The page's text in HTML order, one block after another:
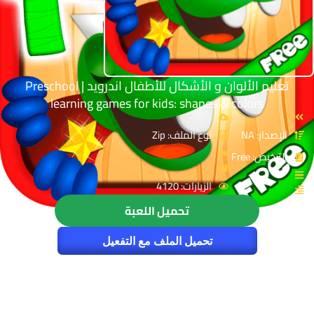
تعليم الألوان و الأشكال للأطفال اندرويد | Preschool
learning games for kids: shapes & colors
الإصدار: NA
الترخيص: Free
نوع الملف: Zip
الزيارات: 4120
تحميل اللعبة
تحميل الملف مع التفعيل